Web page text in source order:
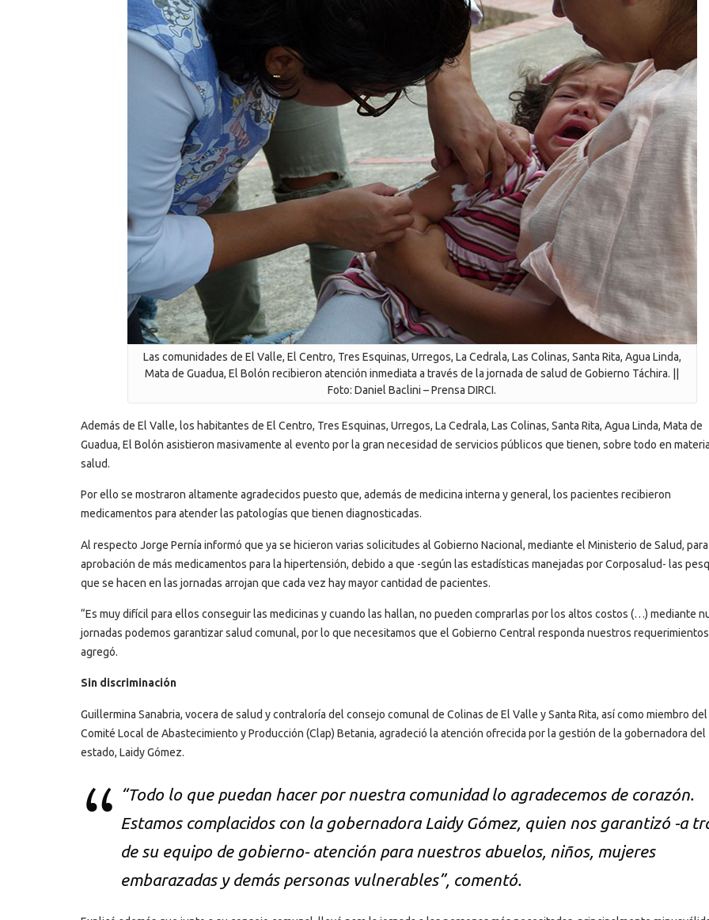
Las comunidades de El Valle, El Centro, Tres Esquinas, Urregos, La Cedrala, Las Colinas, Santa Rita, Agua Linda,
Mata de Guadua, El Bolón recibieron atención inmediata a través de la jornada de salud de Gobierno Táchira. ||
Foto: Daniel Baclini – Prensa DIRCI.
Además de El Valle, los habitantes de El Centro, Tres Esquinas, Urregos, La Cedrala, Las Colinas, Santa Rita, Agua Linda, Mata de
Guadua, El Bolón asistieron masivamente al evento por la gran necesidad de servicios públicos que tienen, sobre todo en
salud.
Por ello se mostraron altamente agradecidos puesto que, además de medicina interna y general, los pacientes recibieron
medicamentos para atender las patologías que tienen diagnosticadas.
Al respecto Jorge Pernía informó que ya se hicieron varias solicitudes al Gobierno Nacional, mediante el Ministerio de Salud,
aprobación de más medicamentos para la hipertensión, debido a que -según las estadísticas manejadas por Corposalud- las
que se hacen en las jornadas arrojan que cada vez hay mayor cantidad de pacientes.
“Es muy difícil para ellos conseguir las medicinas y cuando las hallan, no pueden comprarlas por los altos costos (…) mediante
jornadas podemos garantizar salud comunal, por lo que necesitamos que el Gobierno Central responda nuestros
agregó.
Sin discriminación
Guillermina Sanabria, vocera de salud y contraloría del consejo comunal de Colinas de El Valle y Santa Rita, así como miembro del
Comité Local de Abastecimiento y Producción (Clap) Betania, agradeció la atención ofrecida por la gestión de la gobernadora del
estado, Laidy Gómez.
“Todo lo que puedan hacer por nuestra comunidad lo agradecemos de corazón.
Estamos complacidos con la gobernadora Laidy Gómez, quien nos garantizó -a
de su equipo de gobierno- atención para nuestros abuelos, niños, mujeres
embarazadas y demás personas vulnerables”, comentó.